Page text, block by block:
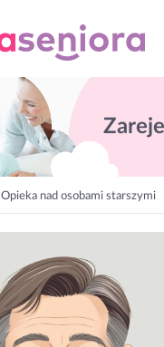
Opieka nad osobami starszymi